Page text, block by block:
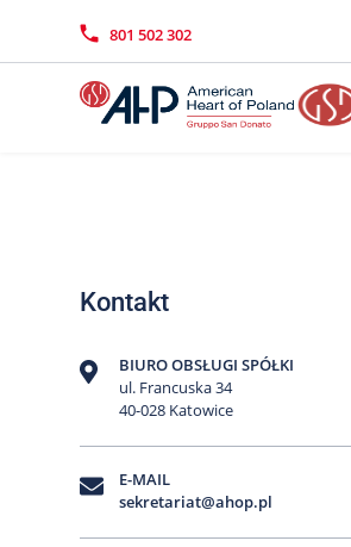
801 502 302
Kontakt
BIURO OBSŁUGI SPÓŁKI
ul. Francuska 34
40-028 Katowice
E-MAIL
sekretariat@ahop.pl